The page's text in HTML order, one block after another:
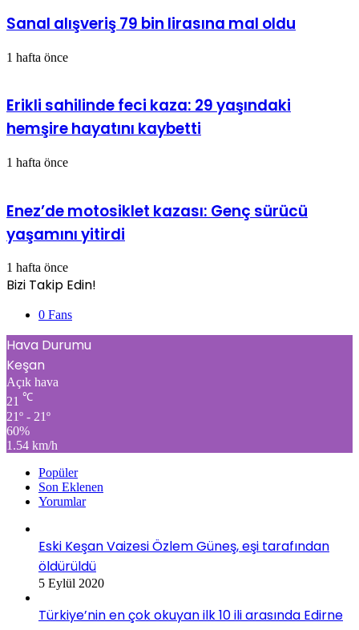
Sanal alışveriş 79 bin lirasına mal oldu
1 hafta önce
Erikli sahilinde feci kaza: 29 yaşındaki
hemşire hayatını kaybetti
1 hafta önce
Enez’de motosiklet kazası: Genç sürücü
yaşamını yitirdi
1 hafta önce
Bizi Takip Edin!
0 Fans
Hava Durumu
Keşan
Açık hava
21 ℃
21º - 21º
60%
1.54 km/h
Popüler
Son Eklenen
Yorumlar
Eski Keşan Vaizesi Özlem Güneş, eşi tarafından
öldürüldü
5 Eylül 2020
Türkiye’nin en çok okuyan ilk 10 ili arasında Edirne